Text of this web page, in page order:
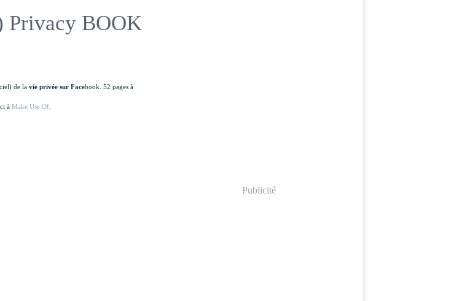
Privacy BOOK
de la vie privée sur Facebook. 52 pages à
à Make Use Of,
Publicité